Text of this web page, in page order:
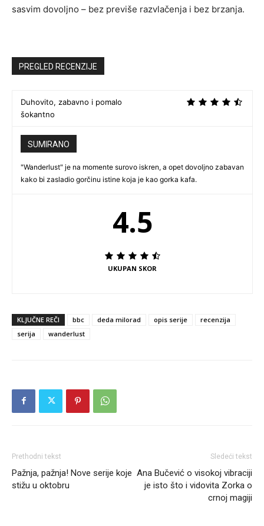
sasvim dovoljno – bez previše razvlačenja i bez brzanja.
PREGLED RECENZIJE
Duhovito, zabavno i pomalo
šokantno
SUMIRANO
"Wanderlust" je na momente surovo iskren, a opet dovoljno zabavan
kako bi zasladio gorčinu istine koja je kao gorka kafa.
4.5
UKUPAN SKOR
KLJUČNE REČI bbc deda milorad opis serije
recenzija
serija
wanderlust
Prethodni tekst
Pažnja, pažnja! Nove serije koje
stižu u oktobru
Sledeći tekst
Ana Bučević o visokoj vibraciji
je isto što i vidovita Zorka o
crnoj magiji